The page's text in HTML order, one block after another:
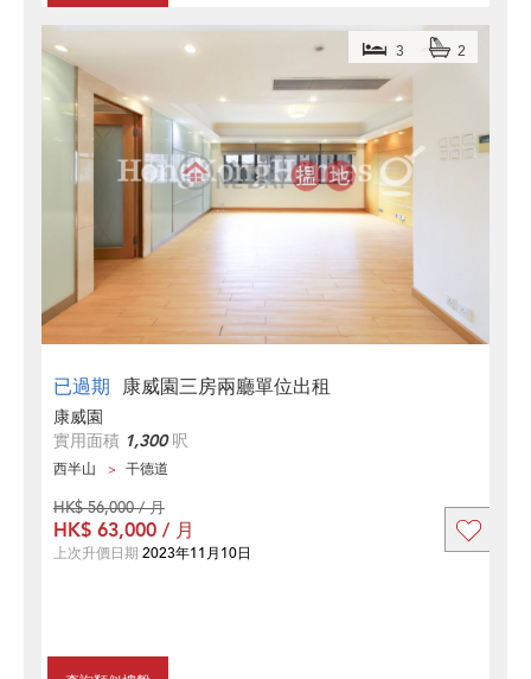
已過期 康威園三房兩廳單位出租
3 2
康威園
實用面積 1,300呎
西半山 干德道
HK$ 56,000 / 月
HK$ 63,000 / 月
上次升價日期 2023年11月10日